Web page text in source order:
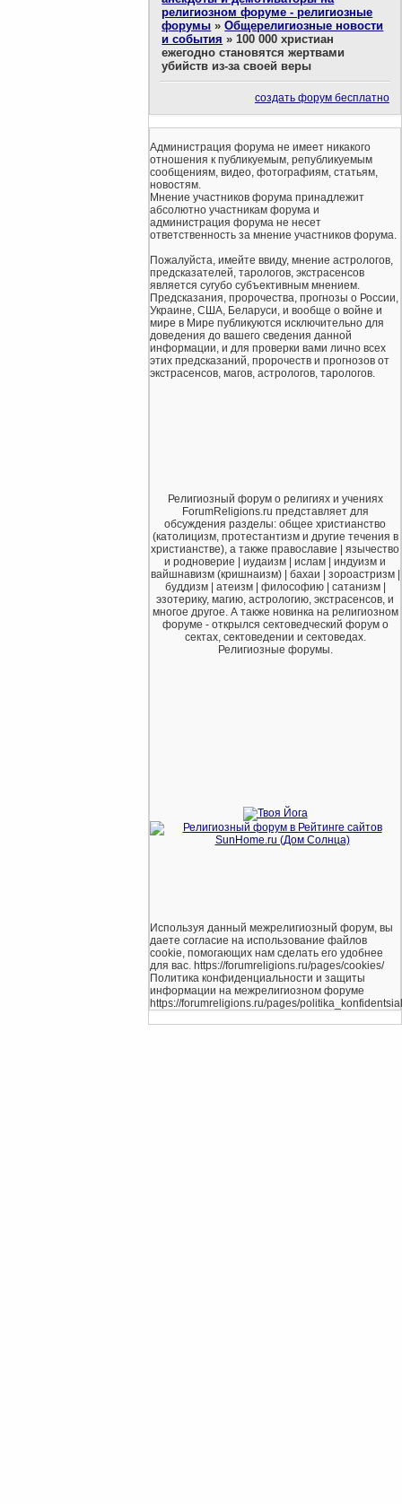
религиозном форуме - религиозные
форумы »Общерелигиозные новости
и события »100 000 христиан
ежегодно становятся жертвами
убийств из-за своей веры
создать форум бесплатно
Администрация форума не имеет никакого
отношения к публикуемым, републикуемым
сообщениям, видео, фотографиям, статьям,
новостям.
Мнение участников форума принадлежит
абсолютно участникам форума и
администрация форума не несет
ответственность за мнение участников форума.
Пожалуйста, имейте ввиду, мнение астрологов,
предсказателей, тарологов, экстрасенсов
является сугубо субъективным мнением.
Предсказания, пророчества, прогнозы о России,
Украине, США, Беларуси, и вообще о войне и
мире в Мире публикуются исключительно для
доведения до вашего сведения данной
информации, и для проверки вами лично всех
этих предсказаний, пророчеств и прогнозов от
экстрасенсов, магов, астрологов, тарологов.
Религиозный форум о религиях и учениях
ForumReligions.ru представляет для
обсуждения разделы: общее христианство
(католицизм, протестантизм и другие течения в
христианстве), а также православие | язычество
и родноверие | иудаизм | ислам | индуизм и
вайшнавизм (кришнаизм) | бахаи | зороастризм |
буддизм | атеизм | философию | сатанизм |
эзотерику, магию, астрологию, экстрасенсов, и
многое другое. А также новинка на религиозном
форуме - открылся сектоведческий форум о
сектах, сектоведении и сектоведах.
Религиозные форумы.
Используя данный межрелигиозный форум, вы
даете согласие на использование файлов
cookie, помогающих нам сделать его удобнее
для вас. https://forumreligions.ru/pages/cookies/
Политика конфиденциальности и защиты
информации на межрелигиозном форуме
https://forumreligions.ru/pages/